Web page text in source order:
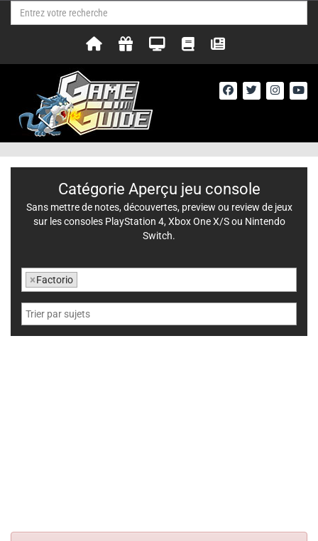
Catégorie Aperçu jeu console
Sans mettre de notes, découvertes, preview ou review de jeux
sur les consoles PlayStation 4, Xbox One X/S ou Nintendo
Switch.
×Factorio